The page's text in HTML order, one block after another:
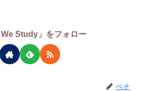
We Study」をフォロー
ぺそ